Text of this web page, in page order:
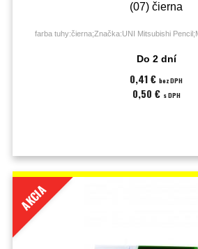
(07) čierna
farba tuhy:čierna;Značka:UNI Mitsubishi
Do 2 dní
0,41 € bez DPH
0,50 € s DPH
AKCIA